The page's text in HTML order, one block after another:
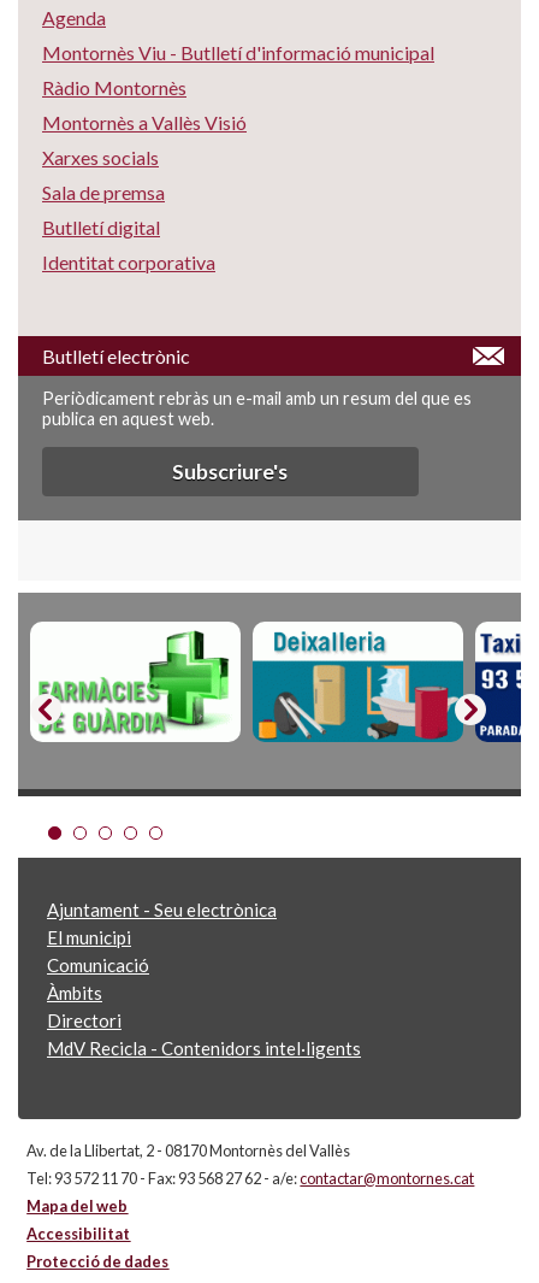
Agenda
Montornès Viu - Butlletí d'informació municipal
Ràdio Montornès
Montornès a Vallès Visió
Xarxes socials
Sala de premsa
Butlletí digital
Identitat corporativa
Butlletí electrònic
Periòdicament rebràs un e-mail amb un resum del que es
publica en aquest web.
Subscriure's
Ajuntament - Seu electrònica
El municipi
Comunicació
Àmbits
Directori
MdV Recicla - Contenidors intel·ligents
Av. de la Llibertat, 2 - 08170 Montornès del Vallès
Tel: 93 572 11 70 - Fax: 93 568 27 62 - a/e:contactar@montornes.cat
Mapa del web
Accessibilitat
Protecció de dades